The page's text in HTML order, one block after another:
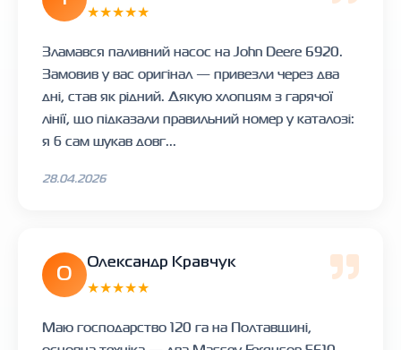
★★★★★
Зламався паливний насос на John Deere 6920.
Замовив у вас оригінал — привезли через два
дні, став як рідний. Дякую хлопцям з гарячої
лінії, що підказали правильний номер у каталозі:
я б сам шукав довг...
28.04.2026
О
Олександр Кравчук
★★★★★
Маю господарство 120 га на Полтавщині,